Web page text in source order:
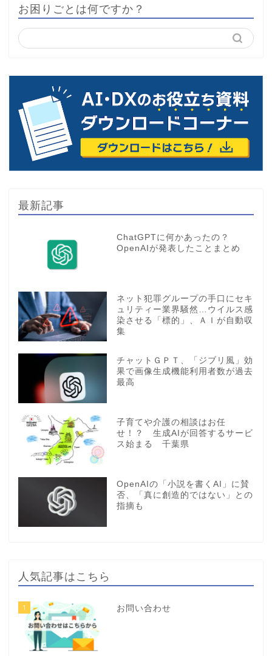
お困りごとは何ですか？
最新記事
ChatGPTに何かあったの？
OpenAIが発表したことまとめ
ネット犯罪グループの手口にセキ
ュリティー業界騒然…ウイルス感
染させる「標的」、ＡＩが自動収
集
チャットＧＰＴ、「ジブリ風」効
果で画像生成機能利用者数が過去
最高
子育てや介護の相談はお任
せ！？ 生成AIが回答するサービ
ス始まる 千葉県
OpenAIの「小説を書くAI」に賛
否、「真に創造的ではない」との
指摘も
人気記事はこちら
1 お問い合わせ